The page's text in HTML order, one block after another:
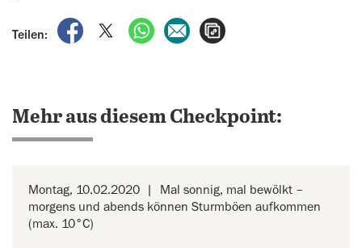
Teilen:
auf Facebook teilen
auf X teilenper WhatsApp teilen
per E-Mail teilen
Mehr aus diesem Checkpoint:
Montag, 10.02.2020
Mal sonnig, mal bewölkt –
morgens und abends können Sturmböen aufkommen
(max. 10°C)